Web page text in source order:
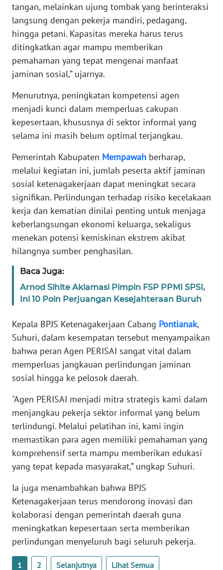
tangan, melainkan ujung tombak yang berinteraksi
langsung dengan pekerja mandiri, pedagang,
hingga petani. Kapasitas mereka harus terus
ditingkatkan agar mampu memberikan
pemahaman yang tepat mengenai manfaat
jaminan sosial,” ujarnya.
Menurutnya, peningkatan kompetensi agen
menjadi kunci dalam memperluas cakupan
kepesertaan, khususnya di sektor informal yang
selama ini masih belum optimal terjangkau.
Pemerintah Kabupaten Mempawah berharap,
melalui kegiatan ini, jumlah peserta aktif jaminan
sosial ketenagakerjaan dapat meningkat secara
signifikan. Perlindungan terhadap risiko kecelakaan
kerja dan kematian dinilai penting untuk menjaga
keberlangsungan ekonomi keluarga, sekaligus
menekan potensi kemiskinan ekstrem akibat
hilangnya sumber penghasilan.
Baca Juga:
Arnod Sihite Aklamasi Pimpin FSP PPMI SPSI,
Ini 10 Poin Perjuangan Kesejahteraan Buruh
Kepala BPJS Ketenagakerjaan Cabang Pontianak,
Suhuri, dalam kesempatan tersebut menyampaikan
bahwa peran Agen PERISAI sangat vital dalam
memperluas jangkauan perlindungan jaminan
sosial hingga ke pelosok daerah.
"Agen PERISAI menjadi mitra strategis kami dalam
menjangkau pekerja sektor informal yang belum
terlindungi. Melalui pelatihan ini, kami ingin
memastikan para agen memiliki pemahaman yang
komprehensif serta mampu memberikan edukasi
yang tepat kepada masyarakat,” ungkap Suhuri.
Ia juga menambahkan bahwa BPJS
Ketenagakerjaan terus mendorong inovasi dan
kolaborasi dengan pemerintah daerah guna
meningkatkan kepesertaan serta memberikan
perlindungan menyeluruh bagi seluruh pekerja.
1 2 Selanjutnya Lihat Semua
PAPUA
WN
PAPUA
WN
RIAU
SERAMBI
WN
JAMBI
WN
SULTRA
NTB
WN
WN
SULBAR
WN
BABEL
WN
SUMBAR
WN
SUMSEL
BENGKULU
WN
LAMPUNG
WN
JATENG